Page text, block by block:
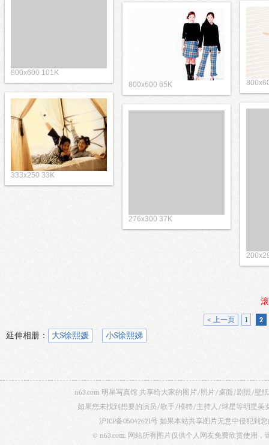
800x600 101K
800x600 65K
333x250 33K
276x300 37K
< 上一页 1 2
延伸相册： 大S徐熙媛 小S徐熙娣
n63.com 明星写真馆 共享给大家的图片/照片/桌面/剧照/壁
如果您未找到想要的演员/歌手/模特/主持人/球星等明星美
沪ICP备05042621号 如果本站共享图片无意中侵犯到
© n63.com. 网站所有图片仅供个人网友免费欣赏使用